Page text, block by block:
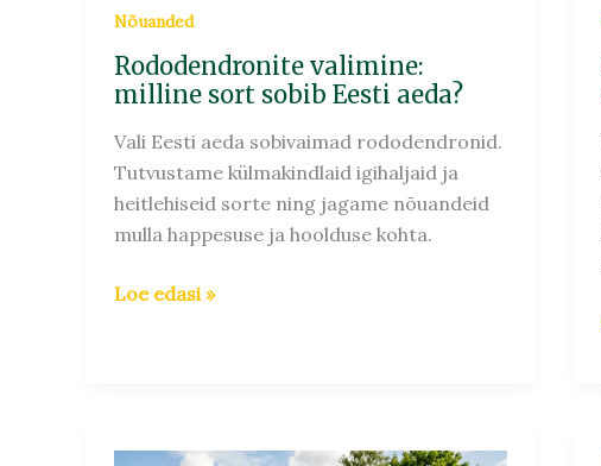
Nõuanded
Rododendronite valimine:
milline sort sobib Eesti aeda?
Vali Eesti aeda sobivaimad rododendronid.
Tutvustame külmakindlaid igihaljaid ja
heitlehiseid sorte ning jagame nõuandeid
mulla happesuse ja hoolduse kohta.
Loe edasi »